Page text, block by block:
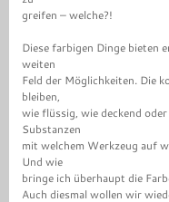
greifen – welche?!
Diese farbigen Dinge bieten
weiten
Feld der Möglichkeiten. Die
bleiben,
wie flüssig, wie deckend
Substanzen
mit welchem Werkzeug auf
Und wie
bringe ich überhaupt die
Auch diesmal wollen wir